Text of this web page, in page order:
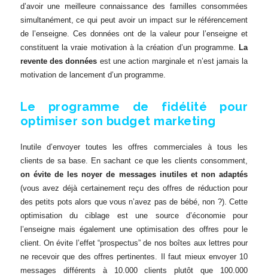
d’avoir une meilleure connaissance des familles consommées
simultanément, ce qui peut avoir un impact sur le référencement
de l’enseigne. Ces données ont de la valeur pour l’enseigne et
constituent la vraie motivation à la création d’un programme. La
revente des données est une action marginale et n’est jamais la
motivation de lancement d’un programme.
Le programme de fidélité pour
optimiser son budget marketing
Inutile d’envoyer toutes les offres commerciales à tous les
clients de sa base. En sachant ce que les clients consomment,
on évite de les noyer de messages inutiles et non adaptés
(vous avez déjà certainement reçu des offres de réduction pour
des petits pots alors que vous n’avez pas de bébé, non ?). Cette
optimisation du ciblage est une source d’économie pour
l’enseigne mais également une optimisation des offres pour le
client. On évite l’effet “prospectus” de nos boîtes aux lettres pour
ne recevoir que des offres pertinentes. Il faut mieux envoyer 10
messages différents à 10.000 clients plutôt que 100.000